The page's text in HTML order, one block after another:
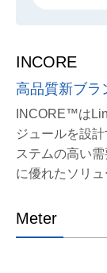
INCORE
高品質新ブラ
INCORE™は
ジュールを設
ステムの高い
に優れたソリュ
Meter